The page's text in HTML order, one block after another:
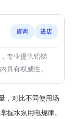
咨询 进店
专业提供铅锑
具有权威性。
，对比不同使用场
握水泵用电规律。